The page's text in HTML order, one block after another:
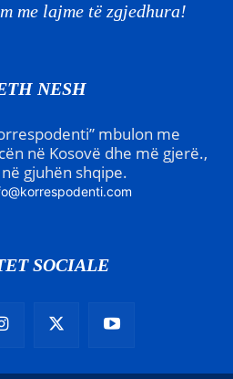
me lajme të zgjedhura!
NESH
mbulon me
në Kosovë dhe më gjerë.,
gjuhën shqipe.
SOCIALE